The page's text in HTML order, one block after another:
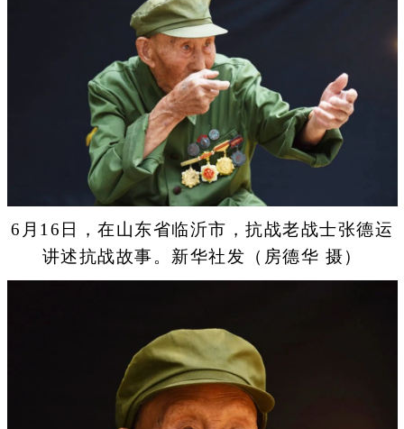
6月16日，在山东省临沂市，抗战老战士张德运
讲述抗战故事。新华社发（房德华 摄）